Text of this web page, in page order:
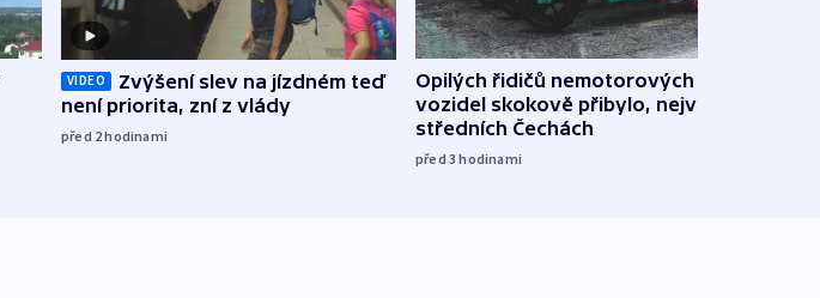
VIDEO
Zvýšení slev na jízdném teď
není priorita, zní z vlády
před 2hodinami
Opilých řidičů nemotorových
vozidel skokově přibylo, nejvíc ve
středních Čechách
před 3hodinami